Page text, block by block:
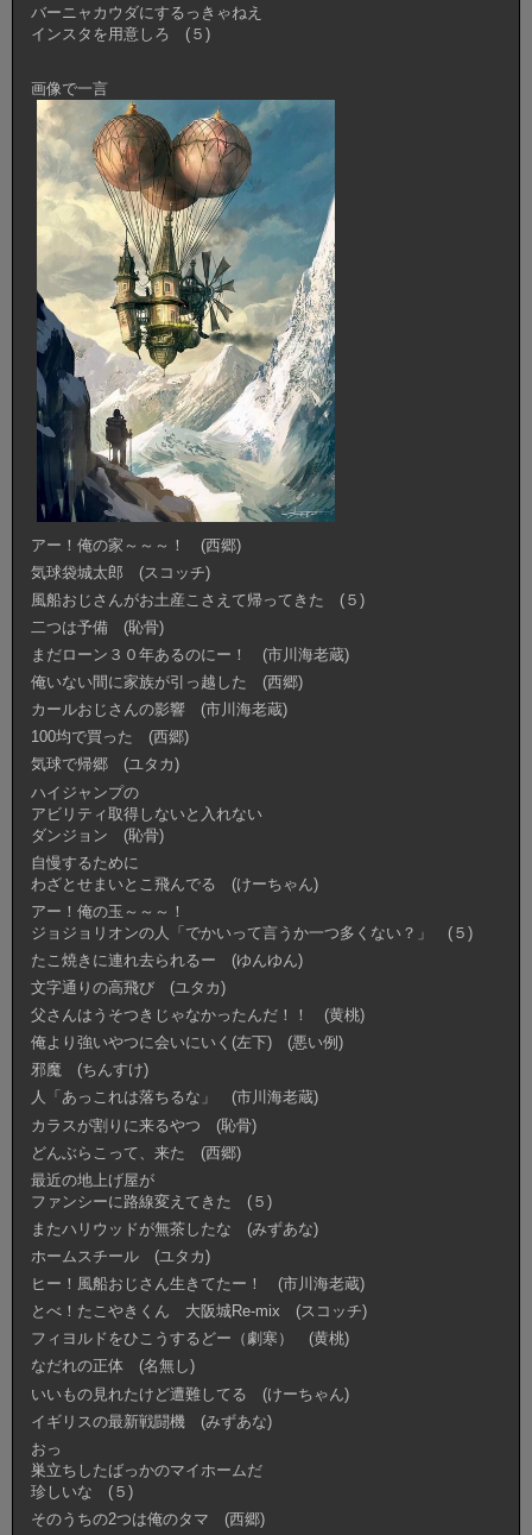
バーニャカウダにするっきゃねえ
インスタを用意しろ (５)
画像で一言
アー！俺の家～～～！ (西郷)
気球袋城太郎 (スコッチ)
風船おじさんがお土産こさえて帰ってきた (５)
二つは予備 (恥骨)
まだローン３０年あるのにー！ (市川海老蔵)
俺いない間に家族が引っ越した (西郷)
カールおじさんの影響 (市川海老蔵)
100均で買った (西郷)
気球で帰郷 (ユタカ)
ハイジャンプの
アビリティ取得しないと入れない
ダンジョン (恥骨)
自慢するために
わざとせまいとこ飛んでる (けーちゃん)
アー！俺の玉～～～！
ジョジョリオンの人「でかいって言うか一つ多くない？」 (５)
たこ焼きに連れ去られるー (ゆんゆん)
文字通りの高飛び (ユタカ)
父さんはうそつきじゃなかったんだ！！ (黄桃)
俺より強いやつに会いにいく(左下) (悪い例)
邪魔 (ちんすけ)
人「あっこれは落ちるな」 (市川海老蔵)
カラスが割りに来るやつ (恥骨)
どんぶらこって、来た (西郷)
最近の地上げ屋が
ファンシーに路線変えてきた (５)
またハリウッドが無茶したな (みずあな)
ホームスチール (ユタカ)
ヒー！風船おじさん生きてたー！ (市川海老蔵)
とべ！たこやきくん 大阪城Re-mix (スコッチ)
フィヨルドをひこうするどー（劇寒） (黄桃)
なだれの正体 (名無し)
いいもの見れたけど遭難してる (けーちゃん)
イギリスの最新戦闘機 (みずあな)
おっ
巣立ちしたばっかのマイホームだ
珍しいな (５)
そのうちの2つは俺のタマ (西郷)